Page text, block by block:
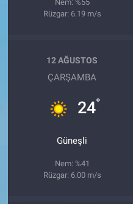
Nem: %55
Rüzgar: 6.19 m/s
12 AĞUSTOS
ÇARŞAMBA
24°
Güneşli
Nem: %41
Rüzgar: 6.00 m/s